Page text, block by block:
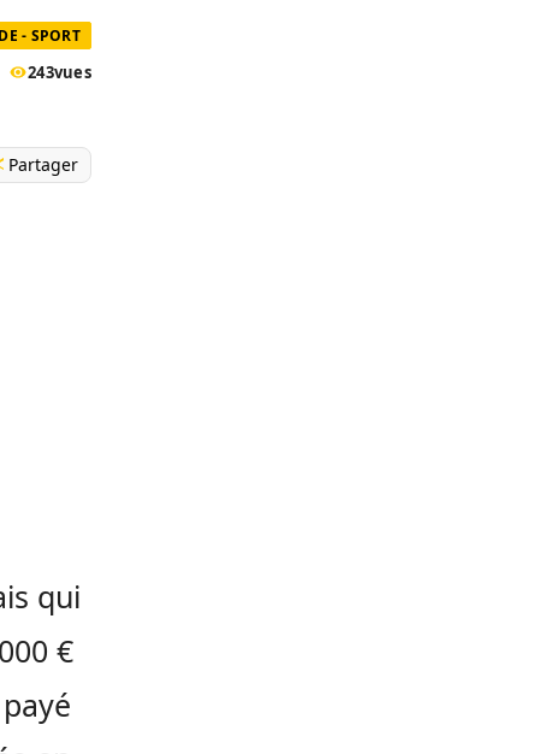
- SPORT
243vues
Partager
qui
€